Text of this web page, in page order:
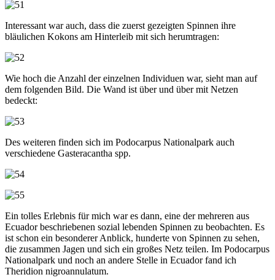
Interessant war auch, dass die zuerst gezeigten Spinnen ihre
bläulichen Kokons am Hinterleib mit sich herumtragen:
Wie hoch die Anzahl der einzelnen Individuen war, sieht man auf
dem folgenden Bild. Die Wand ist über und über mit Netzen
bedeckt:
Des weiteren finden sich im Podocarpus Nationalpark auch
verschiedene Gasteracantha spp.
Ein tolles Erlebnis für mich war es dann, eine der mehreren aus
Ecuador beschriebenen sozial lebenden Spinnen zu beobachten. Es
ist schon ein besonderer Anblick, hunderte von Spinnen zu sehen,
die zusammen Jagen und sich ein großes Netz teilen. Im Podocarpus
Nationalpark und noch an andere Stelle in Ecuador fand ich
Theridion nigroannulatum.